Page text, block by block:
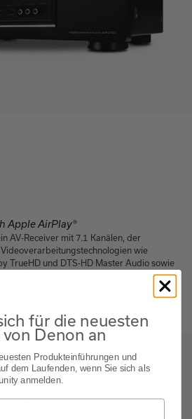
Apple AirPlay®
AV-Receiver mit 7.1 Kanälen, der
wie
TrueHD und DTS-HD Master Audio sowie
AirPlay-Unterstützung bietet und so ein
Erlebnis und eine nahtlose Integration in
AVR-2113
Spezifikationen
für die neuesten
Denon an
Produkteinführungen und
dem Laufenden, wenn Sie sich als
anmelden.